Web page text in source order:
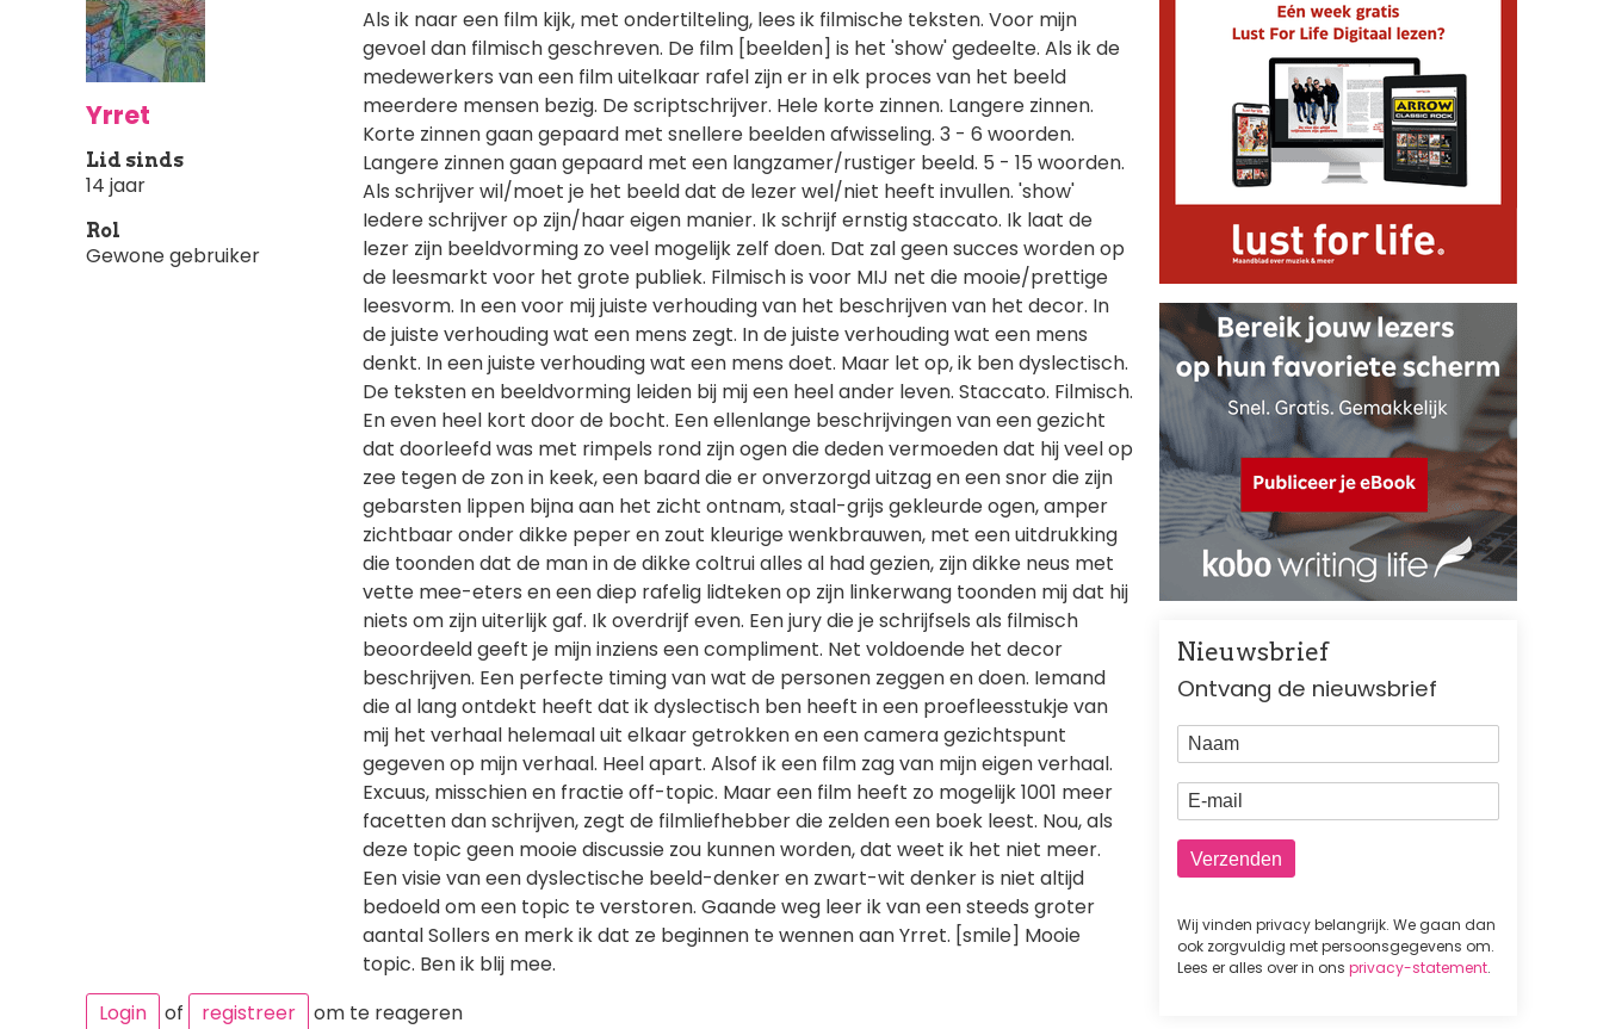
Yrret
Lid sinds
14 jaar
Rol
Gewone gebruiker
Als ik naar een film kijk, met ondertilteling, lees ik filmische teksten. Voor mijn
gevoel dan filmisch geschreven. De film [beelden] is het 'show' gedeelte. Als ik de
medewerkers van een film uitelkaar rafel zijn er in elk proces van het beeld
meerdere mensen bezig. De scriptschrijver. Hele korte zinnen. Langere zinnen.
Korte zinnen gaan gepaard met snellere beelden afwisseling. 3 - 6 woorden.
Langere zinnen gaan gepaard met een langzamer/rustiger beeld. 5 - 15 woorden.
Als schrijver wil/moet je het beeld dat de lezer wel/niet heeft invullen. 'show'
Iedere schrijver op zijn/haar eigen manier. Ik schrijf ernstig staccato. Ik laat de
lezer zijn beeldvorming zo veel mogelijk zelf doen. Dat zal geen succes worden op
de leesmarkt voor het grote publiek. Filmisch is voor MIJ net die mooie/prettige
leesvorm. In een voor mij juiste verhouding van het beschrijven van het decor. In
de juiste verhouding wat een mens zegt. In de juiste verhouding wat een mens
denkt. In een juiste verhouding wat een mens doet. Maar let op, ik ben dyslectisch.
De teksten en beeldvorming leiden bij mij een heel ander leven. Staccato. Filmisch.
En even heel kort door de bocht. Een ellenlange beschrijvingen van een gezicht
dat doorleefd was met rimpels rond zijn ogen die deden vermoeden dat hij veel op
zee tegen de zon in keek, een baard die er onverzorgd uitzag en een snor die zijn
gebarsten lippen bijna aan het zicht ontnam, staal-grijs gekleurde ogen, amper
zichtbaar onder dikke peper en zout kleurige wenkbrauwen, met een uitdrukking
die toonden dat de man in de dikke coltrui alles al had gezien, zijn dikke neus met
vette mee-eters en een diep rafelig lidteken op zijn linkerwang toonden mij dat hij
niets om zijn uiterlijk gaf. Ik overdrijf even. Een jury die je schrijfsels als filmisch
beoordeeld geeft je mijn inziens een compliment. Net voldoende het decor
beschrijven. Een perfecte timing van wat de personen zeggen en doen. Iemand
die al lang ontdekt heeft dat ik dyslectisch ben heeft in een proefleesstukje van
mij het verhaal helemaal uit elkaar getrokken en een camera gezichtspunt
gegeven op mijn verhaal. Heel apart. Alsof ik een film zag van mijn eigen verhaal.
Excuus, misschien en fractie off-topic. Maar een film heeft zo mogelijk 1001 meer
facetten dan schrijven, zegt de filmliefhebber die zelden een boek leest. Nou, als
deze topic geen mooie discussie zou kunnen worden, dat weet ik het niet meer.
Een visie van een dyslectische beeld-denker en zwart-wit denker is niet altijd
bedoeld om een topic te verstoren. Gaande weg leer ik van een steeds groter
aantal Sollers en merk ik dat ze beginnen te wennen aan Yrret. [smile] Mooie
topic. Ben ik blij mee.
Login
of registreer om te reageren
Nieuwsbrief
Ontvang de nieuwsbrief
Naam
E-mail
Wij vinden privacy belangrijk. We gaan dan
ook zorgvuldig met persoonsgegevens om.
Lees er alles over in ons privacy-statement.